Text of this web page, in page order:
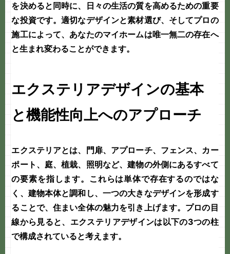
を決めると同時に、日々の生活の質を高めるための重要
な投資です。適切なデザインと素材選び、そしてプロの
施工によって、あなたのマイホームは唯一無二の存在へ
と生まれ変わることができます。
エクステリアデザインの基本
と機能性向上へのアプローチ
エクステリアとは、門扉、アプローチ、フェンス、カー
ポート、庭、植栽、照明など、建物の外側にあるすべて
の要素を指します。これらは単体で存在するのではな
く、建物本体と調和し、一つの大きなデザインを形成す
ることで、住まい全体の魅力を引き上げます。プロの目
線から見ると、エクステリアデザインは以下の3つの柱
で構成されていると考えます。